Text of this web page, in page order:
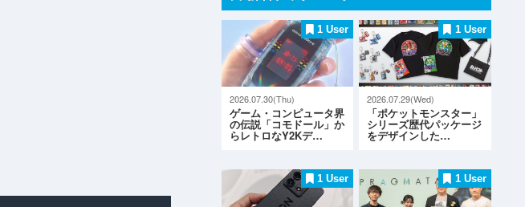
1 User
2026.07.30(Thu)
ゲーム・コンピュータ界
の伝説「コモドール」か
らレトロなY2Kデ…
1 User
2026.07.29(Wed)
「ポケットモンスター」
シリーズ歴代パッケージ
をデザインした…
1 User 1 User